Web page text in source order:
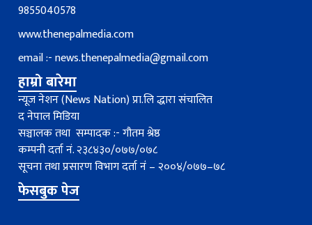
9855040578
www.thenepalmedia.com
email :-news.thenepalmedia@gmail.com
हाम्रो बारेमा
न्यूज नेशन (News Nation) प्रा.लि द्धारा संचालित
द नेपाल मिडिया
सञ्चालक तथा सम्पादक :- गौतम श्रेष्ठ
कम्पनी दर्ता नं. २३८४३०/०७७/०७८
सूचना तथा प्रसारण विभाग दर्ता नंं – २००४/०७७–७८
फेसबुक पेज